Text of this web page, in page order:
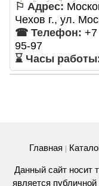
⚐ Адрес:
Чехов г., ул.
☎ Телефон:
95-97
⌛ Часы
Главная
Данный сайт носит
является